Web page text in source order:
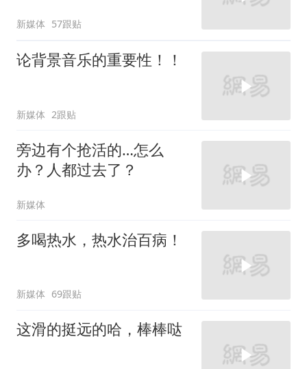
新媒体 57跟贴
论背景音乐的重要性！！
新媒体 2跟贴
旁边有个抢活的…怎么
办？人都过去了？
新媒体
多喝热水，热水治百病！
新媒体 69跟贴
这滑的挺远的哈，棒棒哒